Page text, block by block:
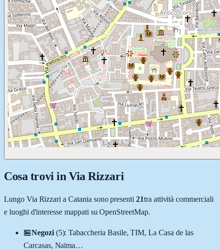
Cosa trovi in Via Rizzari
Lungo Via Rizzari aCatania sono presenti 21tra attività commerciali
e luoghi d'interesse mappati su OpenStreetMap.
🏪Negozi (5):Tabaccheria Basile, TIM, La Casa de las
Carcasas, Naïma…